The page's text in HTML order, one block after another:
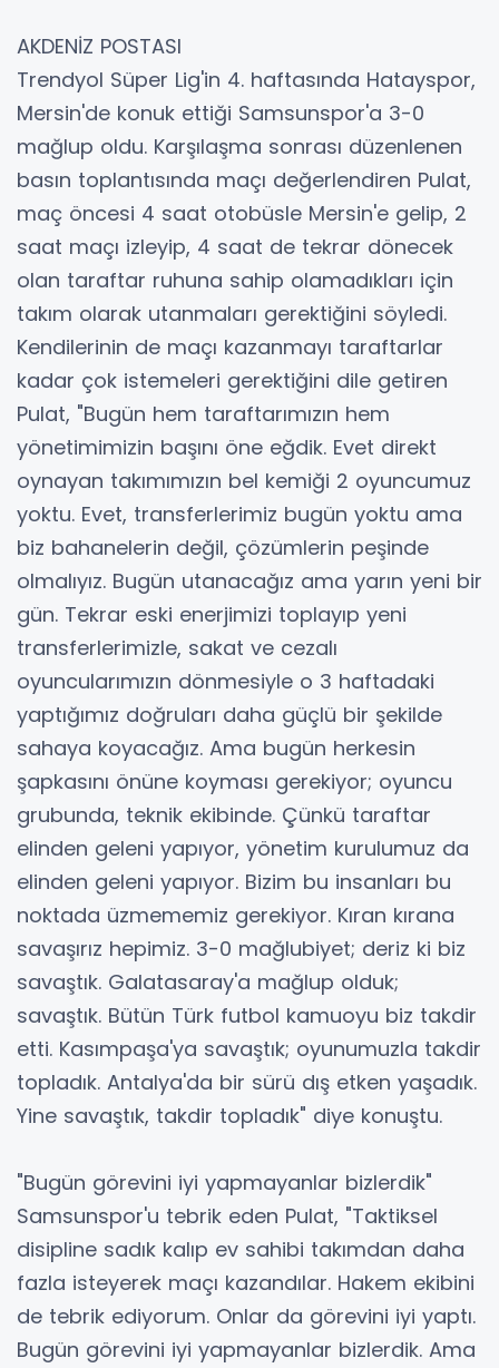
AKDENİZ POSTASI
Trendyol Süper Lig'in 4. haftasında Hatayspor,
Mersin'de konuk ettiği Samsunspor'a 3-0
mağlup oldu. Karşılaşma sonrası düzenlenen
basın toplantısında maçı değerlendiren Pulat,
maç öncesi 4 saat otobüsle Mersin'e gelip, 2
saat maçı izleyip, 4 saat de tekrar dönecek
olan taraftar ruhuna sahip olamadıkları için
takım olarak utanmaları gerektiğini söyledi.
Kendilerinin de maçı kazanmayı taraftarlar
kadar çok istemeleri gerektiğini dile getiren
Pulat, "Bugün hem taraftarımızın hem
yönetimimizin başını öne eğdik. Evet direkt
oynayan takımımızın bel kemiği 2 oyuncumuz
yoktu. Evet, transferlerimiz bugün yoktu ama
biz bahanelerin değil, çözümlerin peşinde
olmalıyız. Bugün utanacağız ama yarın yeni bir
gün. Tekrar eski enerjimizi toplayıp yeni
transferlerimizle, sakat ve cezalı
oyuncularımızın dönmesiyle o 3 haftadaki
yaptığımız doğruları daha güçlü bir şekilde
sahaya koyacağız. Ama bugün herkesin
şapkasını önüne koyması gerekiyor; oyuncu
grubunda, teknik ekibinde. Çünkü taraftar
elinden geleni yapıyor, yönetim kurulumuz da
elinden geleni yapıyor. Bizim bu insanları bu
noktada üzmememiz gerekiyor. Kıran kırana
savaşırız hepimiz. 3-0 mağlubiyet; deriz ki biz
savaştık. Galatasaray'a mağlup olduk;
savaştık. Bütün Türk futbol kamuoyu biz takdir
etti. Kasımpaşa'ya savaştık; oyunumuzla takdir
topladık. Antalya'da bir sürü dış etken yaşadık.
Yine savaştık, takdir topladık" diye konuştu.
"Bugün görevini iyi yapmayanlar bizlerdik"
Samsunspor'u tebrik eden Pulat, "Taktiksel
disipline sadık kalıp ev sahibi takımdan daha
fazla isteyerek maçı kazandılar. Hakem ekibini
de tebrik ediyorum. Onlar da görevini iyi yaptı.
Bugün görevini iyi yapmayanlar bizlerdik. Ama